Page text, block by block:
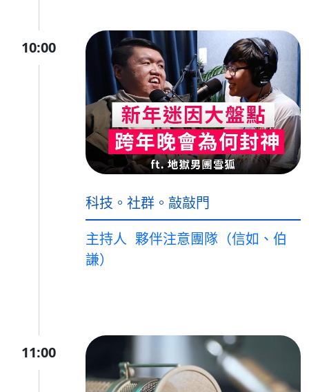
10:00
科技。社群。敲敲門
主持人 夥伴注意團隊（信如、伯
謙）
11:00